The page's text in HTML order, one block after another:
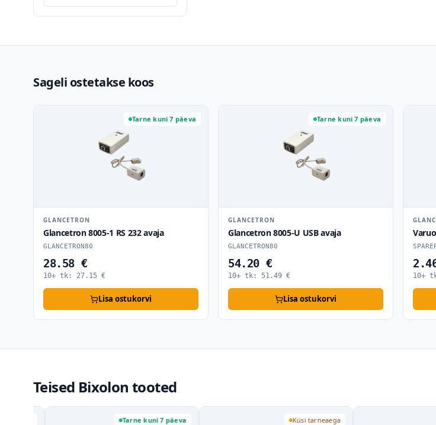
Sageli ostetakse koos
Tarne kuni 7 päeva
GLANCETRON
Glancetron 8005-1 RS 232 avaja
GLANCETRON80
28.58 €
10+ tk: 27.15 €
Lisa ostukorvi
Tarne kuni 7 päeva
GLANCETRON
Glancetron 8005-U USB avaja
GLANCETRON80
54.20 €
10+ tk: 51.49 €
Lisa ostukorvi
10+
Teised Bixolon tooted
Tarne kuni 7 päeva Küsi tarneaega